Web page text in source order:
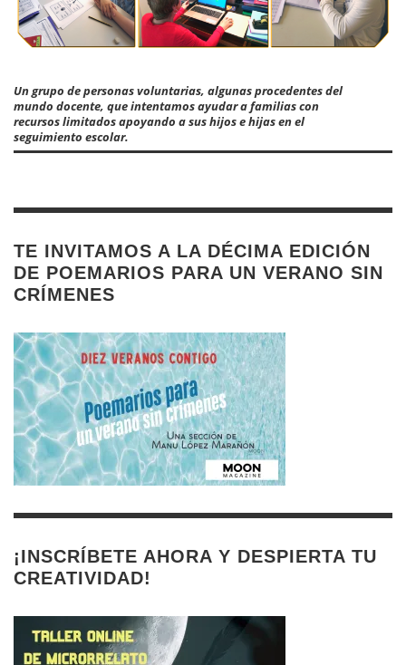
Un grupo de personas voluntarias, algunas procedentes del
mundo docente, que intentamos ayudar a familias con
recursos limitados apoyando a sus hijos e hijas en el
seguimiento escolar.
TE INVITAMOS A LA DÉCIMA EDICIÓN
DE POEMARIOS PARA UN VERANO SIN
CRÍMENES
¡INSCRÍBETE AHORA Y DESPIERTA TU
CREATIVIDAD!